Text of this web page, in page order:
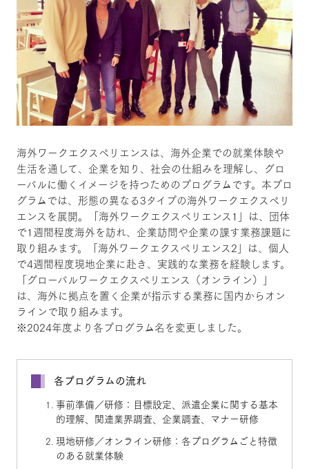
海外ワークエクスペリエンスは、海外企業での就業体験や
生活を通して、企業を知り、社会の仕組みを理解し、グロ
ーバルに働くイメージを持つためのプログラムです。本プロ
グラムでは、形態の異なる3タイプの海外ワークエクスペリ
エンスを展開。「海外ワークエクスペリエンス1」は、団体
で1週間程度海外を訪れ、企業訪問や企業の課す業務課題に
取り組みます。「海外ワークエクスペリエンス2」は、個人
で4週間程度現地企業に赴き、実践的な業務を経験します。
「グローバルワークエクスペリエンス（オンライン）」
は、海外に拠点を置く企業が指示する業務に国内からオン
ラインで取り組みます。
※2024年度より各プログラム名を変更しました。
各プログラムの流れ
事前準備／研修：目標設定、派遣企業に関する基本
的理解、関連業界調査、企業調査、マナー研修
現地研修／オンライン研修：各プログラムごと特徴
のある就業体験